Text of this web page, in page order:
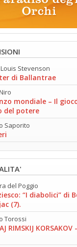
Stevenson
di Ballantrae
mondiale – Il
del potere
Saporito
del Poggio
“I diabolici” di
(7).
Torossi
RIMSKIJ KORSAKOV